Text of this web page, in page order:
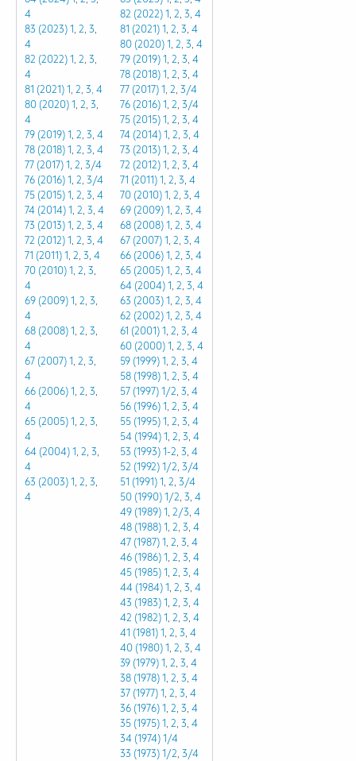
4
83 (2023) 1, 2, 3,
4
82 (2022)1, 2, 3,
4
81 (2021)1, 2, 3, 4
80 (2020)1, 2, 3,
4
79 (2019)1, 2, 3, 4
78 (2018)1, 2, 3, 4
77 (2017)1, 2, 3/4
76 (2016)1, 2, 3/4
75 (2015)1, 2, 3, 4
74 (2014)1, 2, 3, 4
73 (2013)1, 2, 3, 4
72 (2012)1, 2, 3, 4
71 (2011)1, 2, 3, 4
70 (2010)1, 2, 3,
4
69 (2009)1, 2, 3,
4
68 (2008)1, 2, 3,
4
67 (2007)1, 2, 3,
4
66 (2006)1, 2, 3,
4
65 (2005)1, 2, 3,
4
64 (2004)1, 2, 3,
4
63 (2003)1, 2, 3,
4
82 (2022)1, 2, 3, 4
81 (2021)1, 2, 3, 4
80 (2020)1, 2, 3, 4
79 (2019)1, 2, 3, 4
78 (2018)1, 2, 3, 4
77 (2017)1, 2, 3/4
76 (2016)1, 2, 3/4
75 (2015)1, 2, 3, 4
74 (2014)1, 2, 3, 4
73 (2013)1, 2, 3, 4
72 (2012)1, 2, 3, 4
71 (2011)1, 2, 3, 4
70 (2010)1, 2, 3, 4
69 (2009)1, 2, 3, 4
68 (2008)1, 2, 3, 4
67 (2007)1, 2, 3, 4
66 (2006)1, 2, 3, 4
65 (2005)1, 2, 3, 4
64 (2004)1, 2, 3, 4
63 (2003)1, 2, 3, 4
62 (2002)1, 2, 3, 4
61 (2001)1, 2, 3, 4
60 (2000)1, 2, 3, 4
59 (1999)1, 2, 3, 4
58 (1998)1, 2, 3, 4
57 (1997)1/2, 3, 4
56 (1996)1, 2, 3, 4
55 (1995)1, 2, 3, 4
54 (1994)1, 2, 3, 4
53 (1993)1-2, 3, 4
52 (1992)1/2, 3/4
51 (1991)1, 2, 3/4
50 (1990)1/2, 3, 4
49 (1989)1, 2/3, 4
48 (1988)1, 2, 3, 4
47 (1987)1, 2, 3, 4
46 (1986)1, 2, 3, 4
45 (1985)1, 2, 3, 4
44 (1984)1, 2, 3, 4
43 (1983)1, 2, 3, 4
42 (1982)1, 2, 3, 4
41 (1981)1, 2, 3, 4
40 (1980)1, 2, 3, 4
39 (1979)1, 2, 3, 4
38 (1978)1, 2, 3, 4
37 (1977)1, 2, 3, 4
36 (1976)1, 2, 3, 4
35 (1975)1, 2, 3, 4
34 (1974)1/4
33 (1973)1/2, 3/4